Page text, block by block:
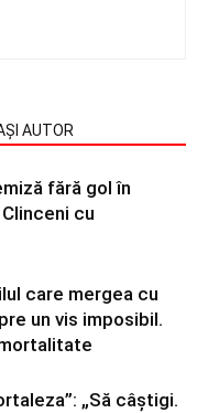
AUTOR
fără gol în
cu
care mergea cu
un vis imposibil.
„Să câștigi.